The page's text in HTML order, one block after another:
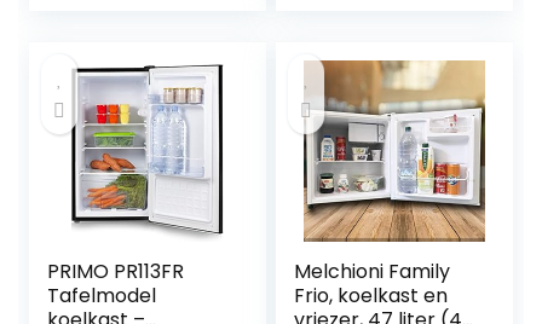
PRIMO PR113FR
Tafelmodel
Melchioni Family
Frio, koelkast en